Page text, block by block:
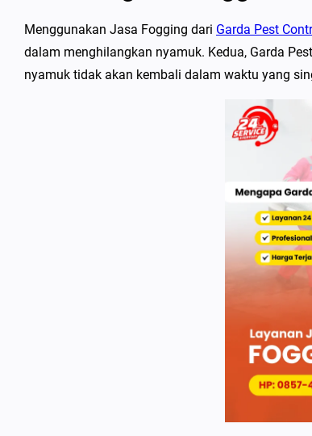
Menggunakan Jasa Fogging dari Garda Pest
dalam menghilangkan nyamuk. Kedua, Garda
nyamuk tidak akan kembali dalam waktu yang